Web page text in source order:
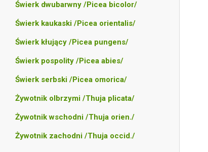
Świerk dwubarwny /Picea bicolor/
Świerk kaukaski /Picea orientalis/
Świerk kłujący /Picea pungens/
Świerk pospolity /Picea abies/
Świerk serbski /Picea omorica/
Żywotnik olbrzymi /Thuja plicata/
Żywotnik wschodni /Thuja orien./
Żywotnik zachodni /Thuja occid./